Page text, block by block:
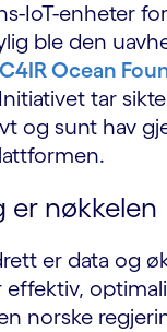
IoT-enheter
ble den
C4IR Ocean
tar
og sunt hav
er nøkkelen
er data og
effektiv,
norske